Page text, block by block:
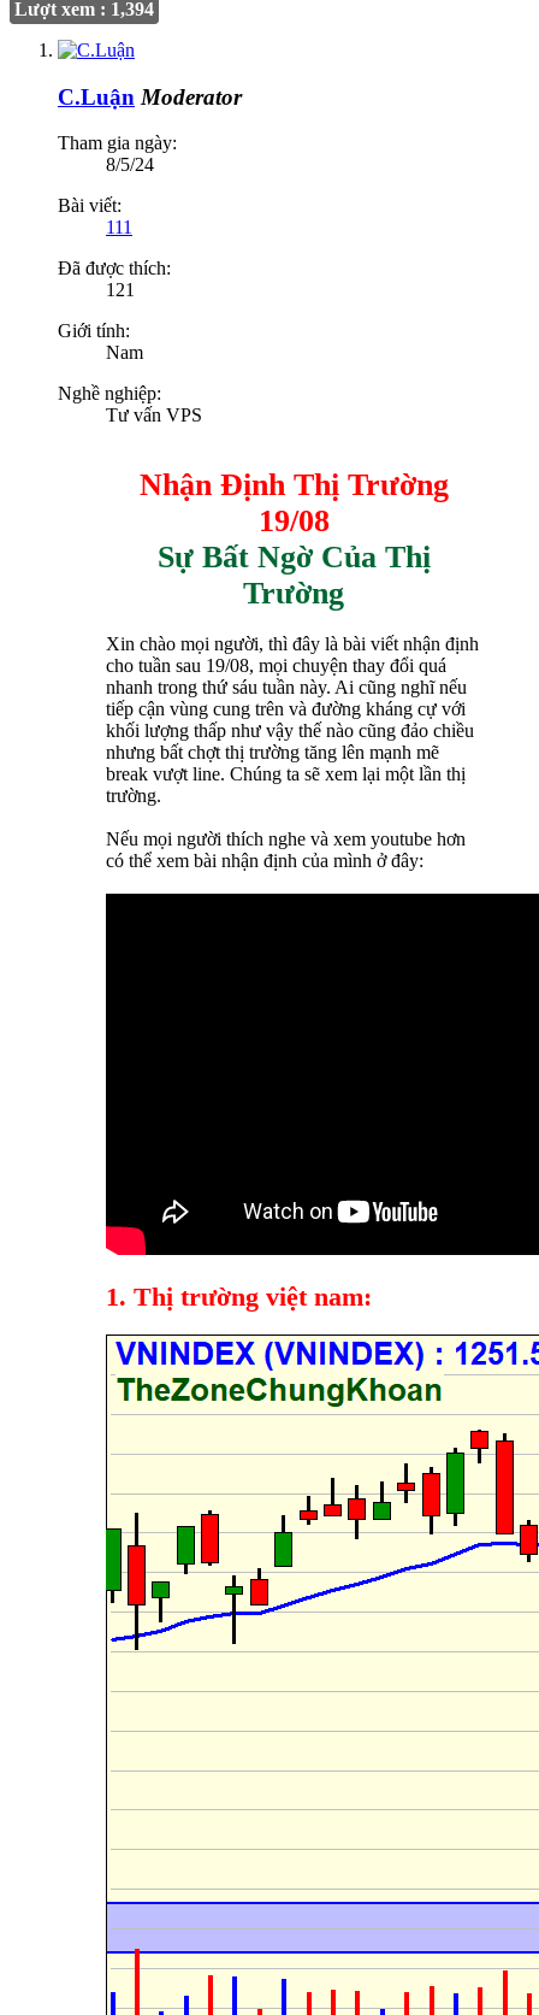
Lượt xem : 1,394
C.Luận Moderator
Tham gia ngày:
8/5/24
Bài viết:
111
Đã được thích:
121
Giới tính:
Nam
Nghề nghiệp:
Tư vấn VPS
Nhận Định Thị Trường
19/08
Sự Bất Ngờ Của Thị
Trường
Xin chào mọi người, thì đây là bài viết nhận định
cho tuần sau 19/08, mọi chuyện thay đổi quá
nhanh trong thứ sáu tuần này. Ai cũng nghĩ nếu
tiếp cận vùng cung trên và đường kháng cự với
khối lượng thấp như vậy thế nào cũng đảo chiều
nhưng bất chợt thị trường tăng lên mạnh mẽ
break vượt line. Chúng ta sẽ xem lại một lần thị
trường.
Nếu mọi người thích nghe và xem youtube hơn
có thể xem bài nhận định của mình ở đây:
1. Thị trường việt nam: